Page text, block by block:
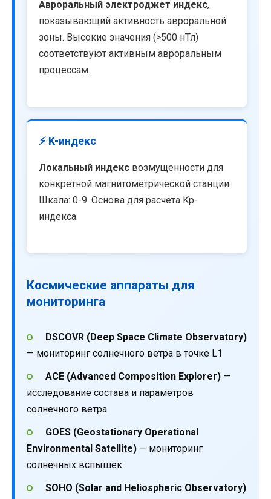
Авроральный электроджет индекс,
показывающий активность авроральной
зоны. Высокие значения (>500 нТл)
соответствуют активным авроральным
процессам.
⚡ K-индекс
Локальный индекс возмущенности для
конкретной магнитометрической станции.
Шкала: 0-9. Основа для расчета Kp-
индекса.
Космические аппараты для
мониторинга
DSCOVR (Deep Space Climate Observatory)
— мониторинг солнечного ветра в точке L1
ACE (Advanced Composition Explorer)—
исследование состава и параметров
солнечного ветра
GOES (Geostationary Operational
Environmental Satellite) — мониторинг
солнечных вспышек
SOHO (Solar and Heliospheric Observatory)